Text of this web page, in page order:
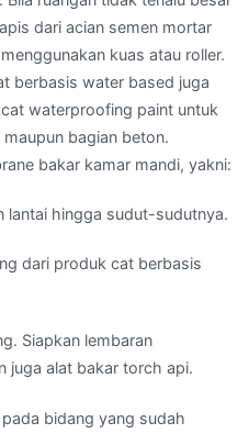
dari acian semen mortar
kuas atau roller.
berbasis water based juga
waterproofing paint untuk
bagian beton.
bakar kamar mandi, yakni:
lantai hingga sudut-sudutnya.
dari produk cat berbasis
Siapkan lembaran
juga alat bakar torch api.
bidang yang sudah